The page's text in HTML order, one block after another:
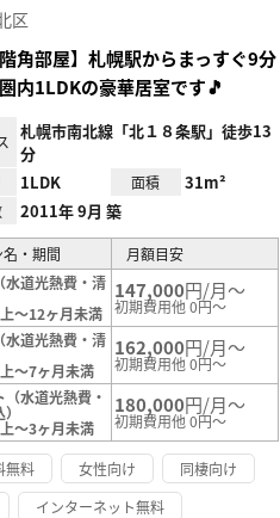
区
階角部屋】札幌駅からまっすぐ9分
内1LDKの豪華居室です🎵
札幌市南北線「北１８条駅」徒歩13
分
1LDK 面積 31m²
2011年 9月 築
・期間
月額目安
水道光熱費・清
～12ヶ月未満
147,000円/月～
初期費用他 0円～
水道光熱費・清
～7ヶ月未満
162,000円/月～
初期費用他 0円～
（水道光熱費・
～3ヶ月未満
180,000円/月～
初期費用他 0円～
無料 女性向け
同棲向け
インターネット無料